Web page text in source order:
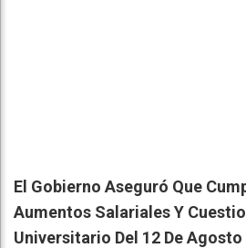
El Gobierno Aseguró Que
Aumentos Salariales Y
Universitario Del 12 De Agosto